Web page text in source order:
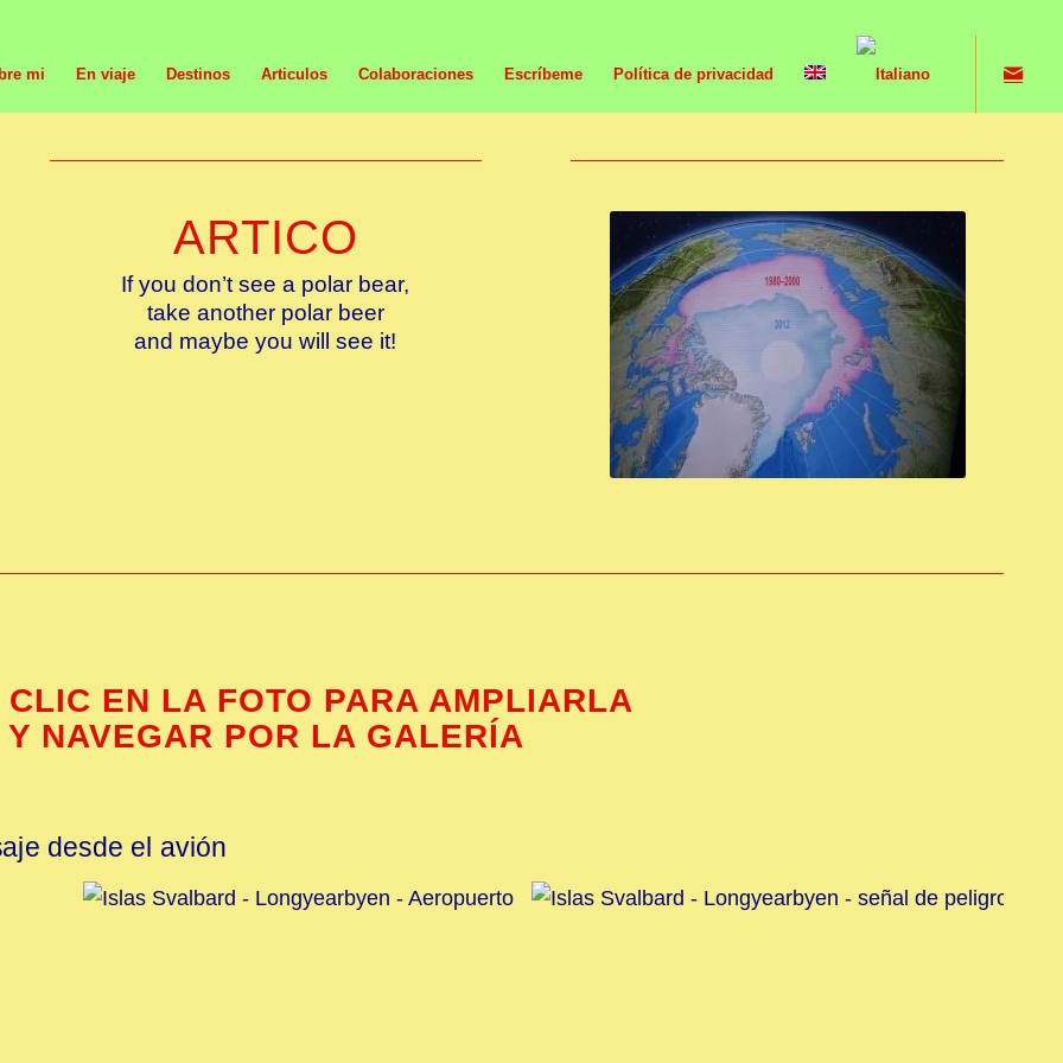
mi En viaje Destinos Articulos Colaboraciones Escríbeme Política de privacidad
ARTICO
If you don’t see a polar bear,
take another polar beer
and maybe you will see it!
CLIC EN LA FOTO PARA AMPLIARLA
Y NAVEGAR POR LA GALERÍA